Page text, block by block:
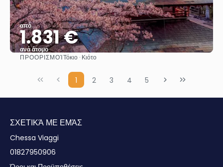
από
1.831 €
ανά άτομο
ΠΡΟΟΡΙΣΜΟΊΤόκιο · Κιότο
1 2 3 4 5
ΣΧΕΤΙΚΆ ΜΕ ΕΜΆΣ
Chessa Viaggi
01827950906